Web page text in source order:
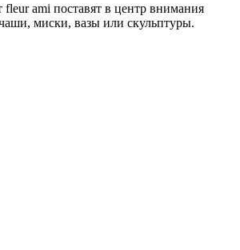
fleur ami поставят в центр внимания
миски, вазы или скульптуры.